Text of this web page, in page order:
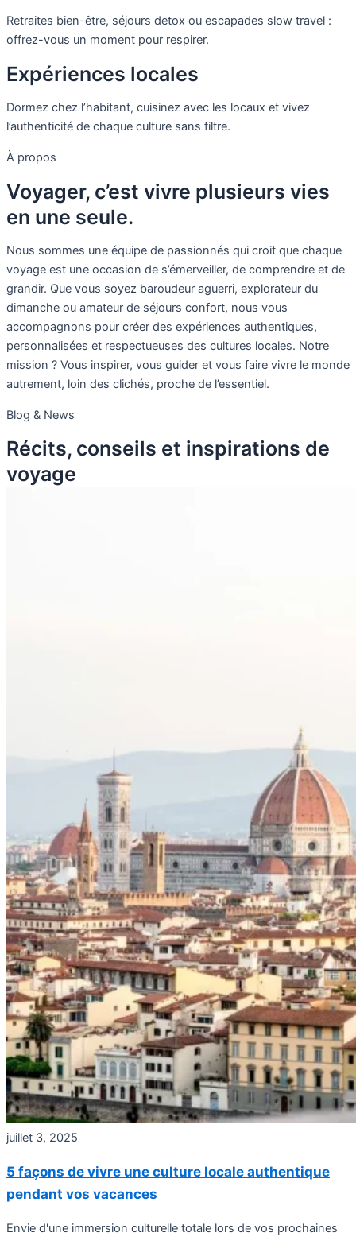
Retraites bien-être, séjours detox ou escapades slow travel :
offrez-vous un moment pour respirer.
Expériences locales
Dormez chez l’habitant, cuisinez avec les locaux et vivez
l’authenticité de chaque culture sans filtre.
À propos
Voyager, c’est vivre plusieurs vies
en une seule.
Nous sommes une équipe de passionnés qui croit que chaque
voyage est une occasion de s’émerveiller, de comprendre et de
grandir. Que vous soyez baroudeur aguerri, explorateur du
dimanche ou amateur de séjours confort, nous vous
accompagnons pour créer des expériences authentiques,
personnalisées et respectueuses des cultures locales. Notre
mission ? Vous inspirer, vous guider et vous faire vivre le monde
autrement, loin des clichés, proche de l’essentiel.
Blog & News
Récits, conseils et inspirations de
voyage
juillet 3, 2025
5 façons de vivre une culture locale authentique
pendant vos vacances
Envie d'une immersion culturelle totale lors de vos prochaines